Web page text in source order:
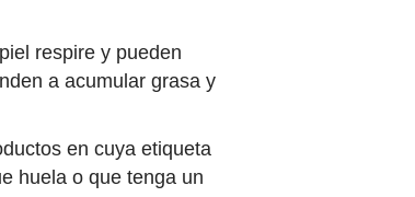
respire y pueden
a acumular grasa y
en cuya etiqueta
huela o que tenga un